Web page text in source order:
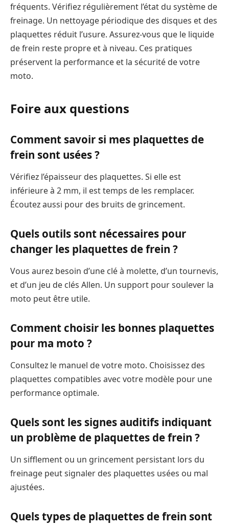
fréquents. Vérifiez régulièrement l’état du système de
freinage. Un nettoyage périodique des disques et des
plaquettes réduit l’usure. Assurez-vous que le liquide
de frein reste propre et à niveau. Ces pratiques
préservent la performance et la sécurité de votre
moto.
Foire aux questions
Comment savoir si mes plaquettes de
frein sont usées ?
Vérifiez l’épaisseur des plaquettes. Si elle est
inférieure à 2 mm, il est temps de les remplacer.
Écoutez aussi pour des bruits de grincement.
Quels outils sont nécessaires pour
changer les plaquettes de frein ?
Vous aurez besoin d’une clé à molette, d’un tournevis,
et d’un jeu de clés Allen. Un support pour soulever la
moto peut être utile.
Comment choisir les bonnes plaquettes
pour ma moto ?
Consultez le manuel de votre moto. Choisissez des
plaquettes compatibles avec votre modèle pour une
performance optimale.
Quels sont les signes auditifs indiquant
un problème de plaquettes de frein ?
Un sifflement ou un grincement persistant lors du
freinage peut signaler des plaquettes usées ou mal
ajustées.
Quels types de plaquettes de frein sont